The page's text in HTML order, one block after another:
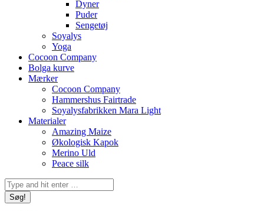
Dyner
Puder
Sengetøj
Soyalys
Yoga
Cocoon Company
Bolga kurve
Mærker
Cocoon Company
Hammershus Fairtrade
Soyalysfabrikken Mara Light
Materialer
Amazing Maize
Økologisk Kapok
Merino Uld
Peace silk
Søg: